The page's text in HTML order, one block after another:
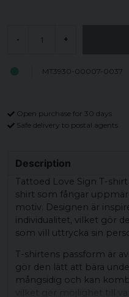
- +
MT3930-00007-0037
Open purchase for 30 days
Safe delivery to postal agents
Description
Tattoed Love Sign T-
shirt som fångar
motiv. Designen är
individualitet, vilket gör
som vill uttrycka sin
T-shirtens passform är
gör den lätt att bära
mångsidig och kan